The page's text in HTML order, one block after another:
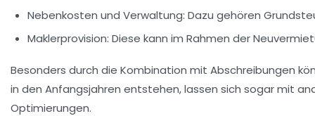
Nebenkosten und Verwaltung: Dazu gehören
Maklerprovision: Diese kann im Rahmen der
Besonders durch die Kombination mit Abschreibungen
in den Anfangsjahren entstehen, lassen sich sogar mit
Optimierungen.